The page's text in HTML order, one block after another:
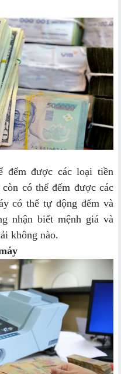
đếm được các loại tiền
có thể đếm được các
có thể tự động đếm và
nhận biết mệnh giá và
không nào.